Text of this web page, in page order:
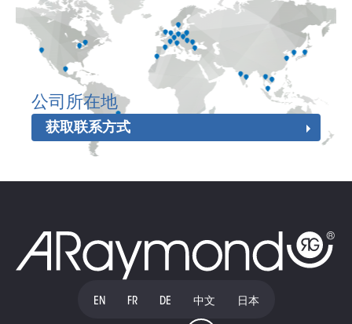
公司所在地
获取联系方式
EN FR DE 中文 日本